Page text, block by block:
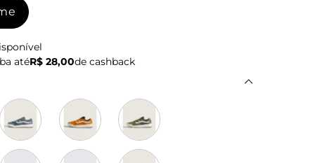
atéR$ 28,00de cashback